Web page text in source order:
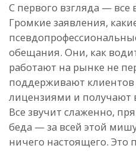
С первого взгляда — все
Громкие заявления,
обещания. Они, как
работают на рынке не
поддерживают
лицензиями и
Все звучит слаженно,
беда — за всей этой
ничего настоящего. Это